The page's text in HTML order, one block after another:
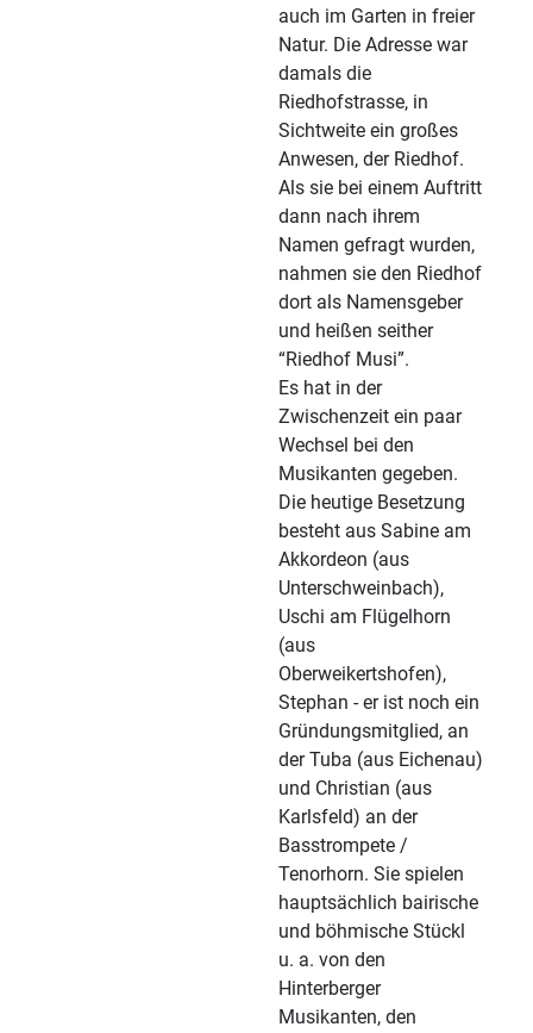
auch im Garten in freier
Natur. Die Adresse war
damals die
Riedhofstrasse, in
Sichtweite ein großes
Anwesen, der Riedhof.
Als sie bei einem Auftritt
dann nach ihrem
Namen gefragt wurden,
nahmen sie den Riedhof
dort als Namensgeber
und heißen seither
“Riedhof Musi”.
Es hat in der
Zwischenzeit ein paar
Wechsel bei den
Musikanten gegeben.
Die heutige Besetzung
besteht aus Sabine am
Akkordeon (aus
Unterschweinbach),
Uschi am Flügelhorn
(aus
Oberweikertshofen),
Stephan - er ist noch ein
Gründungsmitglied, an
der Tuba (aus Eichenau)
und Christian (aus
Karlsfeld) an der
Basstrompete /
Tenorhorn. Sie spielen
hauptsächlich bairische
und böhmische Stückl
u. a. von den
Hinterberger
Musikanten, den